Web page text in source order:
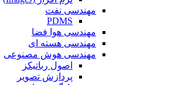
مهندسی نفت
PDMS
مهندسی هوا فضا
مهندسی هسته ای
مهندسی هوش مصنوعی
اصول رباتیکز
پردازش تصویر